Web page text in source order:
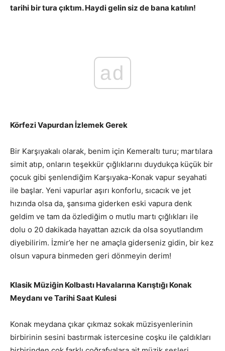
tarihi bir tura çıktım. Haydi gelin siz de bana katılın!
ad
Körfezi Vapurdan İzlemek Gerek
Bir Karşıyakalı olarak, benim için Kemeraltı turu; martılara
simit atıp, onların teşekkür çığlıklarını duydukça küçük bir
çocuk gibi şenlendiğim Karşıyaka-Konak vapur seyahati
ile başlar. Yeni vapurlar aşırı konforlu, sıcacık ve jet
hızında olsa da, şansıma giderken eski vapura denk
geldim ve tam da özlediğim o mutlu martı çığlıkları ile
dolu o 20 dakikada hayattan azıcık da olsa soyutlandım
diyebilirim. İzmir’e her ne amaçla giderseniz gidin, bir kez
olsun vapura binmeden geri dönmeyin derim!
Klasik Müziğin Kolbastı Havalarına Karıştığı Konak
Meydanı ve Tarihi Saat Kulesi
Konak meydana çıkar çıkmaz sokak müzisyenlerinin
birbirinin sesini bastırmak istercesine coşku ile çaldıkları